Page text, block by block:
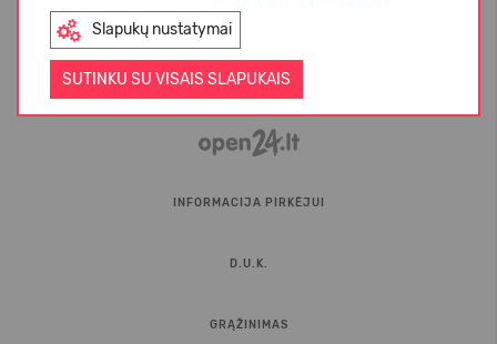
Slapukų nustatymai
SUTINKU SU VISAIS SLAPUKAIS
INFORMACIJA PIRKĖJUI
D.U.K.
GRĄŽINIMAS